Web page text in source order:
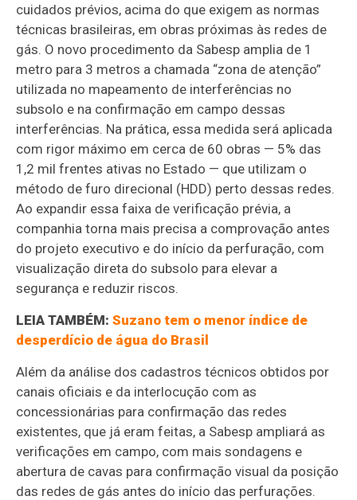
cuidados prévios, acima do que exigem as normas
técnicas brasileiras, em obras próximas às redes de
gás. O novo procedimento da Sabesp amplia de 1
metro para 3 metros a chamada “zona de atenção”
utilizada no mapeamento de interferências no
subsolo e na confirmação em campo dessas
interferências. Na prática, essa medida será aplicada
com rigor máximo em cerca de 60 obras — 5% das
1,2 mil frentes ativas no Estado — que utilizam o
método de furo direcional (HDD) perto dessas redes.
Ao expandir essa faixa de verificação prévia, a
companhia torna mais precisa a comprovação antes
do projeto executivo e do início da perfuração, com
visualização direta do subsolo para elevar a
segurança e reduzir riscos.
LEIA TAMBÉM:Suzano tem o menor índice de
desperdício de água do Brasil
Além da análise dos cadastros técnicos obtidos por
canais oficiais e da interlocução com as
concessionárias para confirmação das redes
existentes, que já eram feitas, a Sabesp ampliará as
verificações em campo, com mais sondagens e
abertura de cavas para confirmação visual da posição
das redes de gás antes do início das perfurações.